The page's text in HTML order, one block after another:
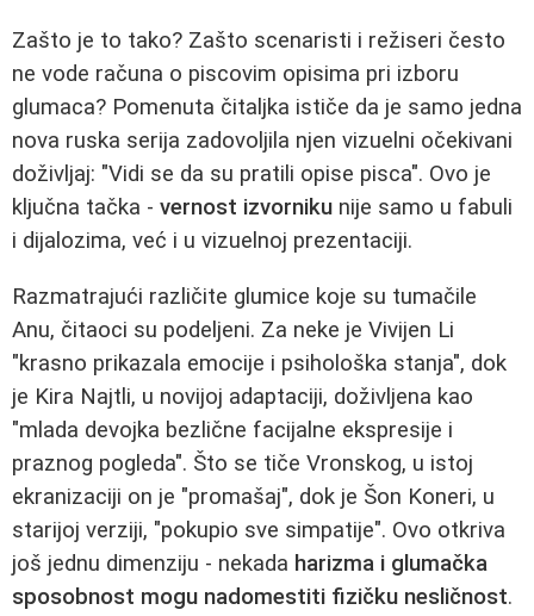
Zašto je to tako? Zašto scenaristi i režiseri često
ne vode računa o piscovim opisima pri izboru
glumaca? Pomenuta čitaljka ističe da je samo jedna
nova ruska serija zadovoljila njen vizuelni očekivani
doživljaj: "Vidi se da su pratili opise pisca". Ovo je
ključna tačka - vernost izvorniku nije samo u fabuli
i dijalozima, već i u vizuelnoj prezentaciji.
Razmatrajući različite glumice koje su tumačile
Anu, čitaoci su podeljeni. Za neke je Vivijen Li
"krasno prikazala emocije i psihološka stanja", dok
je Kira Najtli, u novijoj adaptaciji, doživljena kao
"mlada devojka bezlične facijalne ekspresije i
praznog pogleda". Što se tiče Vronskog, u istoj
ekranizaciji on je "promašaj", dok je Šon Koneri, u
starijoj verziji, "pokupio sve simpatije". Ovo otkriva
još jednu dimenziju - nekada harizma i glumačka
sposobnost mogu nadomestiti fizičku nesličnost.